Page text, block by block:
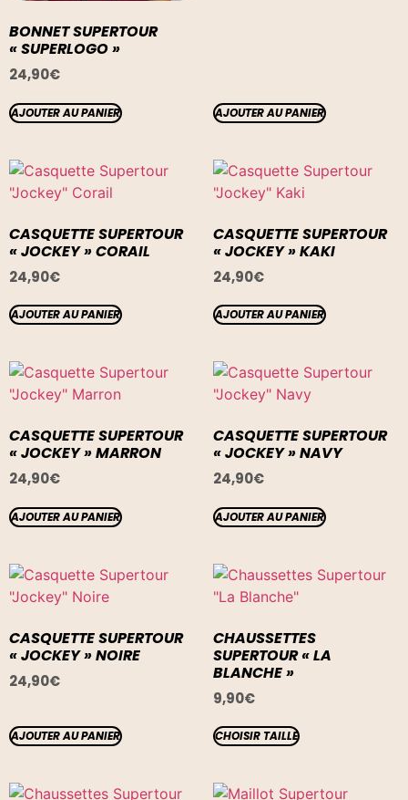
BONNET SUPERTOUR
« SUPERLOGO »
24,90€
AJOUTER AU PANIER AJOUTER AU PANIER
CASQUETTE SUPERTOUR
« JOCKEY » CORAIL
24,90€
AJOUTER AU PANIER
CASQUETTE SUPERTOUR
« JOCKEY » KAKI
24,90€
AJOUTER AU PANIER
CASQUETTE SUPERTOUR
« JOCKEY » MARRON
24,90€
AJOUTER AU PANIER
CASQUETTE SUPERTOUR
« JOCKEY » NAVY
24,90€
AJOUTER AU PANIER
CASQUETTE SUPERTOUR
« JOCKEY » NOIRE
24,90€
AJOUTER AU PANIER
CHAUSSETTES
SUPERTOUR « LA
BLANCHE »
9,90€
CHOISIR TAILLE